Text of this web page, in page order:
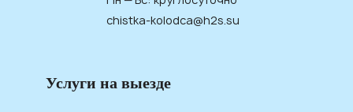
Услуги на выезде
chistka-kolodca@h2s.su